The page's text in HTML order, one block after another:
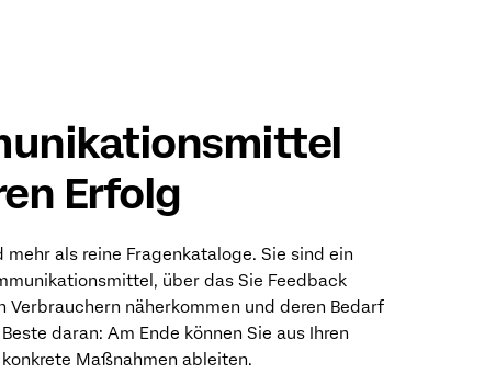
Erfolg
mehr als reine Fragenkataloge. Sie sind ein
über das Sie Feedback
Verbrauchern näherkommen und deren Bedarf
daran: Am Ende können Sie aus Ihren
Maßnahmen ableiten.